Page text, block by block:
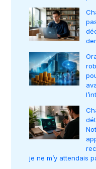
je ne m’y attendais